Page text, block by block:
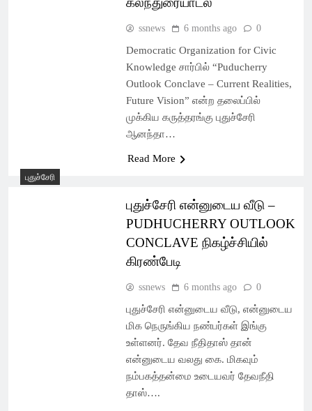
ssnews 6 months ago 0
Democratic Organization for Civic
Knowledge சார்பில் “Puducherry
Outlook Conclave – Current Realities,
Future Vision” என்ற தலைப்பில்
முக்கிய கருத்தரங்கு புதுச்சேரி
ஆனந்தா…
Read More
புதுச்சேரி
புதுச்சேரி என்னுடைய வீடு –
PUDHUCHERRY OUTLOOK
CONCLAVE நிகழ்ச்சியில்
கிரண்பேடி
ssnews 6 months ago 0
புதுச்சேரி என்னுடைய வீடு, என்னுடைய
மிக நெருங்கிய நண்பர்கள் இங்கு
உள்ளனர். தேவ நீதிதாஸ் தான்
என்னுடைய வலது கை. மிகவும்
நம்பகத்தன்மை உடையவர் தேவநீதி
தாஸ்….